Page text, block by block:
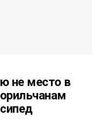
не место в